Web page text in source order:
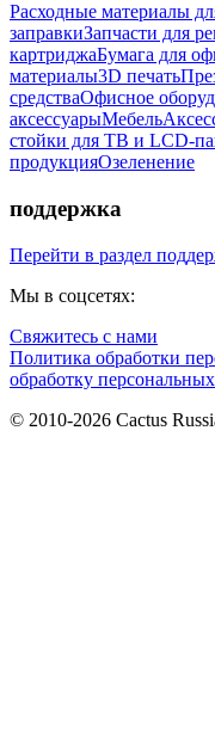
Расходные материалы
заправкиЗапчасти для
картриджаБумага для
материалы3D печать
средстваОфисное
аксессуарыМебель
стойки для ТВ и LCD-
продукцияОзеленение
поддержка
Перейти в раздел
Мы в соцсетях:
Свяжитесь с нами
Политика обработки
обработку
© 2010-2026 Cactus